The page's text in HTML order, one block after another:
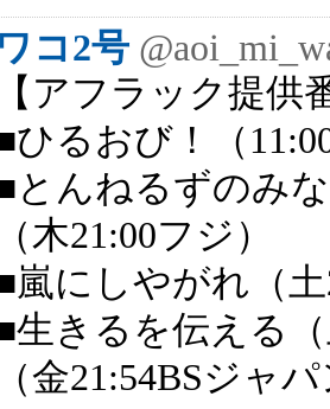
ワコ2号
【アフラック提供
ひるおび！（
とんねるずのみ
（木21:00フジ）
嵐にしやがれ（
生きるを伝える
（金21:54BSジャ